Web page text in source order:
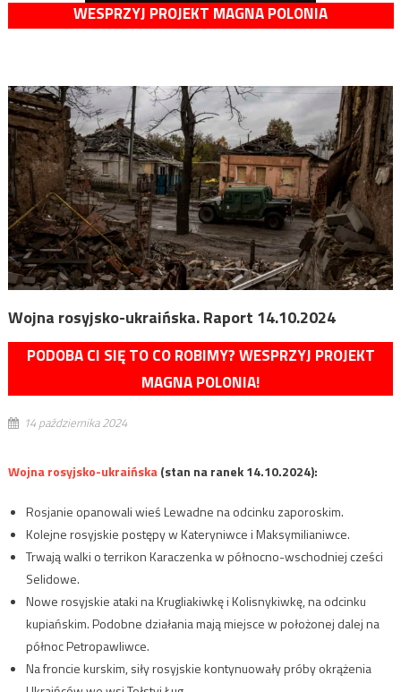
WESPRZYJ PROJEKT MAGNA POLONIA
Wojna rosyjsko-ukraińska. Raport 14.10.2024
PODOBA CI SIĘ TO CO ROBIMY? WESPRZYJ PROJEKT
MAGNA POLONIA!
14 października 2024
Wojna rosyjsko-ukraińska(stan na ranek 14.10.2024):
Rosjanie opanowali wieś Lewadne na odcinku zaporoskim.
Kolejne rosyjskie postępy w Kateryniwce i Maksymilianiwce.
Trwają walki o terrikon Karaczenka w północno-wschodniej cześci
Selidowe.
Nowe rosyjskie ataki na Krugliakiwkę i Kolisnykiwkę, na odcinku
kupiańskim. Podobne działania mają miejsce w położonej dalej na
północ Petropawliwce.
Na froncie kurskim, siły rosyjskie kontynuowały próby okrążenia